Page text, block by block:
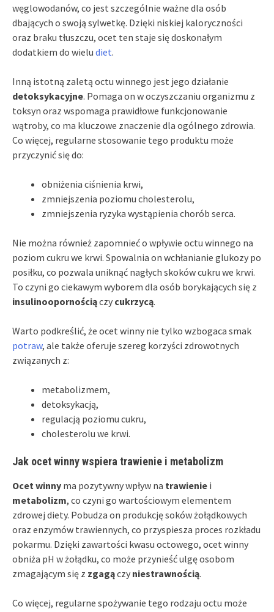
węglowodanów, co jest szczególnie ważne dla osób
dbających o swoją sylwetkę. Dzięki niskiej kaloryczności
oraz braku tłuszczu, ocet ten staje się doskonałym
dodatkiem do wielu diet.
Inną istotną zaletą octu winnego jest jego działanie
detoksykacyjne. Pomaga on w oczyszczaniu organizmu z
toksyn oraz wspomaga prawidłowe funkcjonowanie
wątroby, co ma kluczowe znaczenie dla ogólnego zdrowia.
Co więcej, regularne stosowanie tego produktu może
przyczynić się do:
obniżenia ciśnienia krwi,
zmniejszenia poziomu cholesterolu,
zmniejszenia ryzyka wystąpienia chorób serca.
Nie można również zapomnieć o wpływie octu winnego na
poziom cukru we krwi. Spowalnia on wchłanianie glukozy po
posiłku, co pozwala uniknąć nagłych skoków cukru we krwi.
To czyni go ciekawym wyborem dla osób borykających się z
insulinoopornościączy cukrzycą.
Warto podkreślić, że ocet winny nie tylko wzbogaca smak
potraw, ale także oferuje szereg korzyści zdrowotnych
związanych z:
metabolizmem,
detoksykacją,
regulacją poziomu cukru,
cholesterolu we krwi.
Jak ocet winny wspiera trawienie i metabolizm
Ocet winny ma pozytywny wpływ na trawienie i
metabolizm, co czyni go wartościowym elementem
zdrowej diety. Pobudza on produkcję soków żołądkowych
oraz enzymów trawiennych, co przyspiesza proces rozkładu
pokarmu. Dzięki zawartości kwasu octowego, ocet winny
obniża pH w żołądku, co może przynieść ulgę osobom
zmagającym się z zgagączy niestrawnością.
Co więcej, regularne spożywanie tego rodzaju octu może